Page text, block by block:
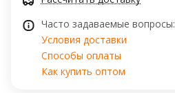
Часто задаваемые вопросы:
Условия доставки
Способы оплаты
Как купить оптом